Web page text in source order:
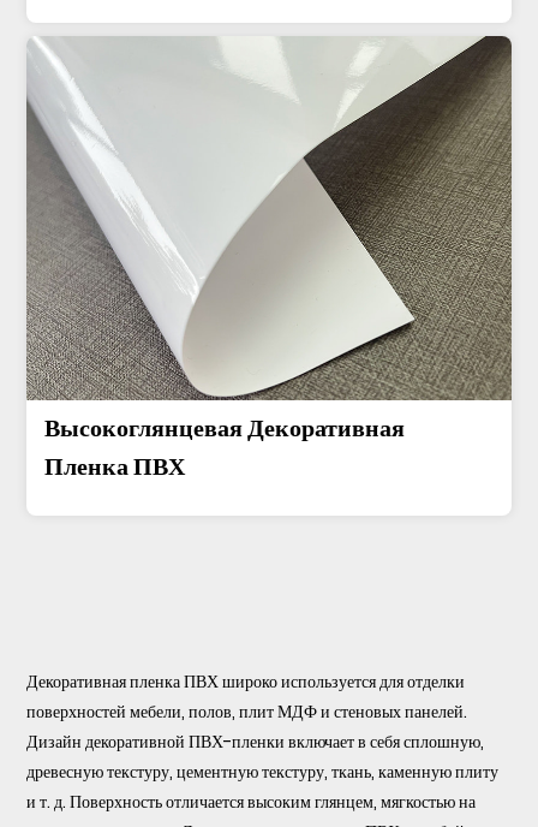
Высокоглянцевая Декоративная
Пленка ПВХ
Декоративная пленка ПВХ широко используется для отделки
поверхностей мебели, полов, плит МДФ и стеновых панелей.
Дизайн декоративной ПВХ-пленки включает в себя сплошную,
древесную текстуру, цементную текстуру, ткань, каменную плиту
и т. д. Поверхность отличается высоким глянцем, мягкостью на